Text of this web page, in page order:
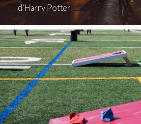
d’Harry Potter